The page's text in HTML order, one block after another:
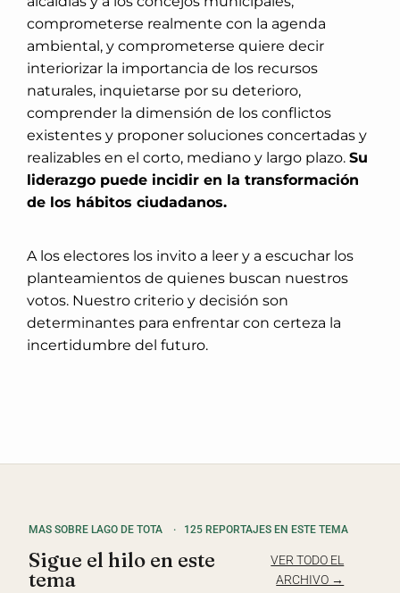
comprometerse realmente con la agenda
ambiental, y comprometerse quiere decir
interiorizar la importancia de los recursos
naturales, inquietarse por su deterioro,
comprender la dimensión de los conflictos
existentes y proponer soluciones concertadas y
realizables en el corto, mediano y largo plazo. Su
liderazgo puede incidir en la transformación
de los hábitos ciudadanos.
A los electores los invito a leer y a escuchar los
planteamientos de quienes buscan nuestros
votos. Nuestro criterio y decisión son
determinantes para enfrentar con certeza la
incertidumbre del futuro.
MAS SOBRE LAGO DE TOTA · 125 REPORTAJES EN ESTE TEMA
Sigue el hilo en este
tema
VER TODO EL
ARCHIVO →